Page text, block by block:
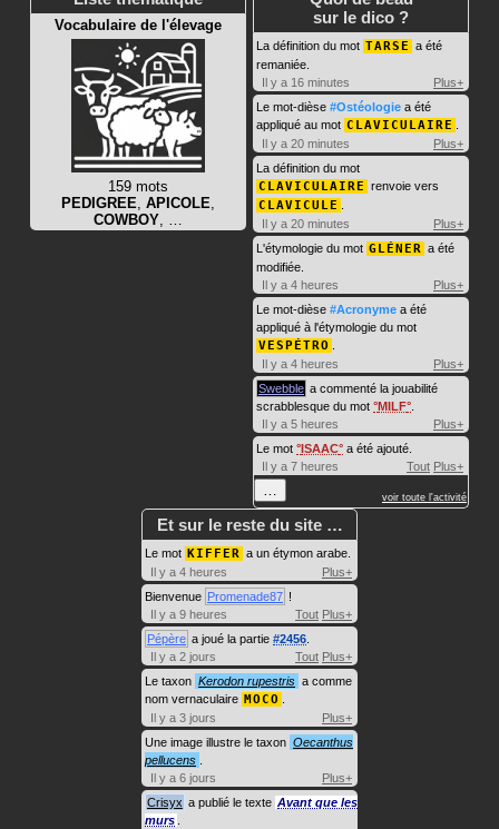
Vocabulaire de l'élevage
159 mots
PEDIGREE APICOLE
COWBOY
sur le dico ?
La définition du mot TARSE a été
remaniée.
Il y a 16 minutes
Plus+
Le mot-dièse #Ostéologie a été
appliqué au mot CLAVICULAIRE
Il y a 20 minutes
Plus+
La définition du mot
CLAVICULAIRE renvoie vers
CLAVICULE
Il y a 20 minutes
Plus+
L'étymologie du mot GLÉNER a été
modifiée.
Il y a 4 heures
Plus+
Le mot-dièse #Acronyme a été
appliqué à l'étymologie du mot
VESPÉTRO
Il y a 4 heures
Plus+
Swebble a commenté la jouabilité
scrabblesque du mot MILF
Il y a 5 heures
Plus+
Le mot ISAAC a été ajouté.
Il y a 7 heures
Tout Plus+
voir toute l'activité
Et sur le reste du site …
Le mot KIFFER a un étymon arabe.
Il y a 4 heures
Plus+
Bienvenue Promenade87 !
Il y a 9 heures
Tout Plus+
Pépère a joué la partie #2456
Il y a 2 jours
Tout Plus+
Le taxon Kerodon rupestris a comme
nom vernaculaire MOCO
Il y a 3 jours
Plus+
Une image illustre le taxon Oecanthus
pellucens
Il y a 6 jours
Plus+
Crisyx a publié le texte Avant que les
murs